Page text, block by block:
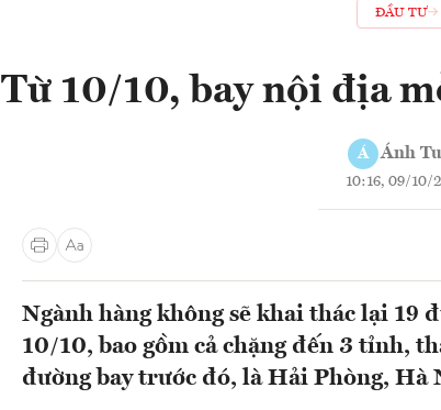
ĐẦU TƯ
Từ 10/10, bay nội địa
Á Ánh
10:16, 09/10/
Ngành hàng không sẽ khai thác lại 19
10/10, bao gồm cả chặng đến 3 tỉnh,
đường bay trước đó, là Hải Phòng, Hà